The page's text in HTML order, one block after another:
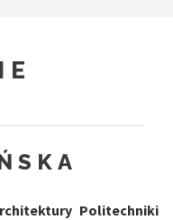
Politechniki